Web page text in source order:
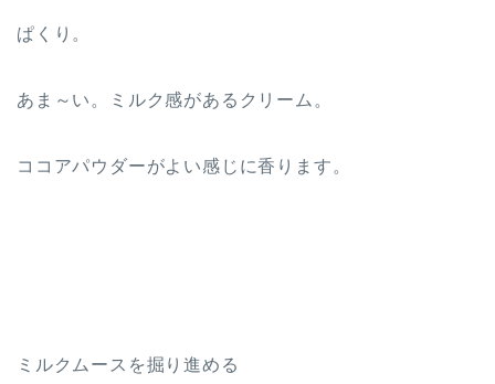
ぱくり。
あま～い。ミルク感があるクリーム。
ココアパウダーがよい感じに香ります。
ミルクムースを掘り進める